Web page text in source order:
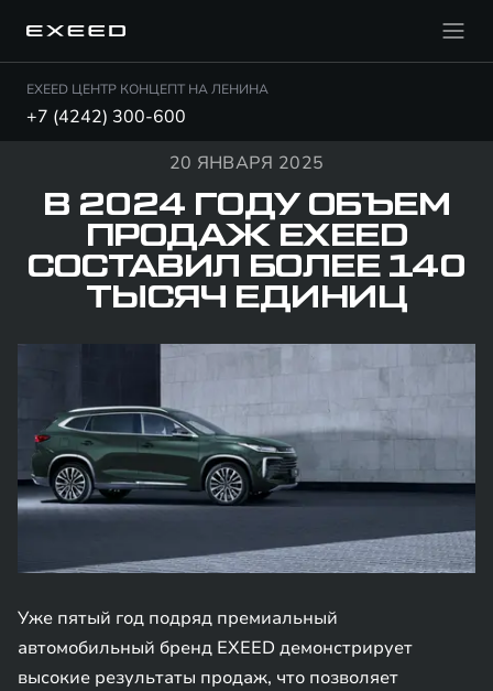
EXEED ЦЕНТР КОНЦЕПТ НА ЛЕНИНА
+7 (4242) 300-600
20 ЯНВАРЯ 2025
В 2024 ГОДУ ОБЪЕМ
ПРОДАЖ EXEED
СОСТАВИЛ БОЛЕЕ 140
ТЫСЯЧ ЕДИНИЦ
Уже пятый год подряд премиальный
автомобильный бренд EXEED демонстрирует
высокие результаты продаж, что позволяет